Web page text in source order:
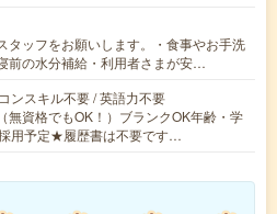
タッフをお願いします。・食事やお手洗
前の水分補給・利用者さまが安…
ンスキル不要 / 英語力不要
無資格でもOK！）ブランクOK年齢・学
用予定★履歴書は不要です…